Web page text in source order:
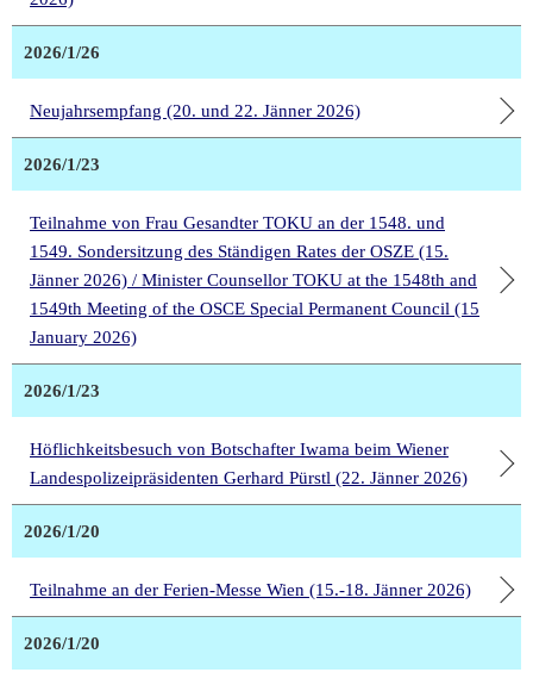
2026/1/26
Neujahrsempfang (20. und 22. Jänner 2026)
2026/1/23
Teilnahme von Frau Gesandter TOKU an der 1548. und
1549. Sondersitzung des Ständigen Rates der OSZE (15.
Jänner 2026) / Minister Counsellor TOKU at the 1548th and
1549th Meeting of the OSCE Special Permanent Council (15
January 2026)
2026/1/23
Höflichkeitsbesuch von Botschafter Iwama beim Wiener
Landespolizeipräsidenten Gerhard Pürstl (22. Jänner 2026)
2026/1/20
Teilnahme an der Ferien-Messe Wien (15.-18. Jänner 2026)
2026/1/20